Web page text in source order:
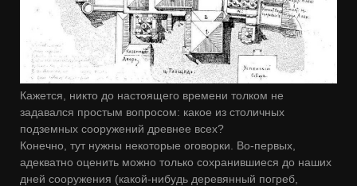
Кажется, никто до настоящего времени толком не
задавался простым вопросом: какое из столичных
подземных сооружений древнее всех?
Конечно, тут нужны некоторые оговорки. Во-первых,
адекватно оценить можно только сохранившиеся до наших
дней сооружения (какой-нибудь деревянный погреб,